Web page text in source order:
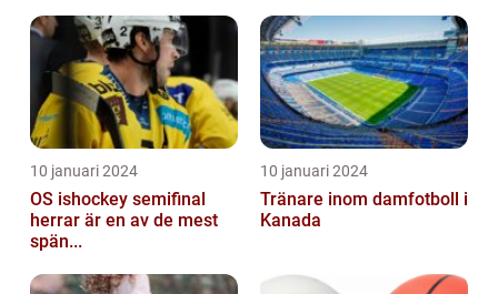
10 januari 2024
OS ishockey semifinal
herrar är en av de mest
spän...
10 januari 2024
Tränare inom damfotboll i
Kanada